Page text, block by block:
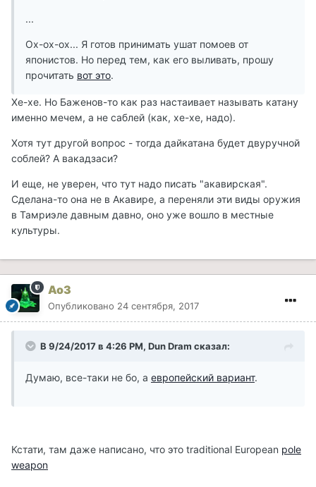
...
Ох-ох-ох... Я готов принимать ушат помоев от
японистов. Но перед тем, как его выливать, прошу
прочитать вот это.
Хе-хе. Но Баженов-то как раз настаивает называть катану
именно мечем, а не саблей (как, хе-хе, надо).
Хотя тут другой вопрос - тогда дайкатана будет двуручной
соблей? А вакадзаси?
И еще, не уверен, что тут надо писать "акавирская".
Сделана-то она не в Акавире, а переняли эти виды оружия
в Тамриэле давным давно, оно уже вошло в местные
культуры.
Ao3
Опубликовано 24 сентября, 2017
В 9/24/2017 в 4:26 PM, Dun Dram сказал:
Думаю, все-таки не бо, а европейский вариант.
Кстати, там даже написано, что это traditional European pole
weapon